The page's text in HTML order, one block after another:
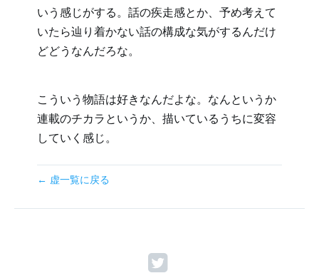
いう感じがする。話の疾走感とか、予め考えて
いたら辿り着かない話の構成な気がするんだけ
どどうなんだろな。
こういう物語は好きなんだよな。なんというか
連載のチカラというか、描いているうちに変容
していく感じ。
← 虚一覧に戻る